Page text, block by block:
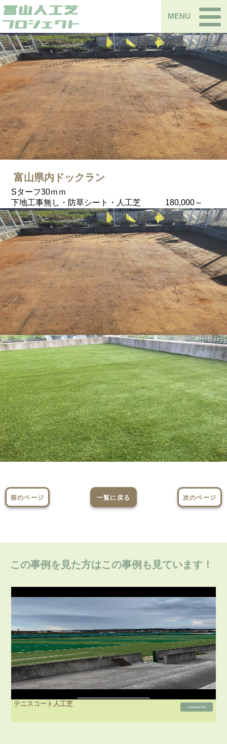
MENU
富山県内ドックラン
Sターフ30ｍｍ
下地工事無し・防草シート・人工芝 180,000～
前のページ 一覧に戻る 次のページ
この事例を見た方はこの事例も見ています！
テニスコート人工芝 Uncategorized